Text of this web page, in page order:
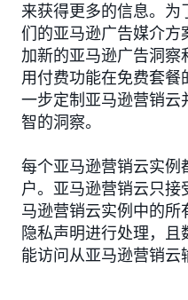
来获得更多的信息。
们的亚马逊广告媒介方
加新的亚马逊广告洞
用付费功能在免费套餐
一步定制亚马逊营销云
智的洞察。
每个亚马逊营销云实例
户。亚马逊营销云只
马逊营销云实例中的所
隐私声明进行处理，
能访问从亚马逊营销云